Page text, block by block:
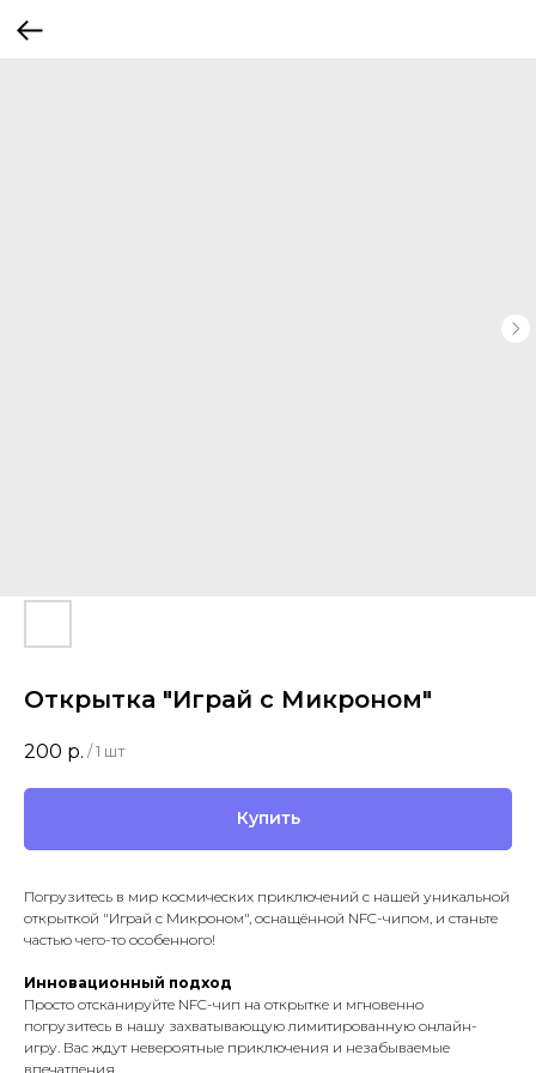
Открытка "Играй с Микроном"
200 р. / 1 шт
Купить
Погрузитесь в мир космических приключений с нашей уникальной
открыткой "Играй с Микроном", оснащённой NFC-чипом, и станьте
частью чего-то особенного!
Инновационный подход
Просто отсканируйте NFC-чип на открытке и мгновенно
погрузитесь в нашу захватывающую лимитированную онлайн-
игру. Вас ждут невероятные приключения и незабываемые
впечатления.